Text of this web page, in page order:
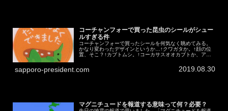
コーチャンフォーで買った昆虫のシールがシュー
ルすぎる件
コーチャンフォーで買ったシールを何気なく眺めてみる。
かなり変わったデザインというか…↑クワガタか。↑顔の位
置、そこ？↑カブトムシ。↑コーカサスオオカブトか、アト
sapporo-president.com 2019.08.30
マグニチュードを報道する意味って何？必要？